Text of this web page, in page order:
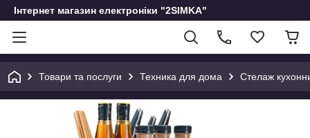
Інтернет магазин електроніки "2SIMKA"
Товари та послуги Техника для дома Стелаж